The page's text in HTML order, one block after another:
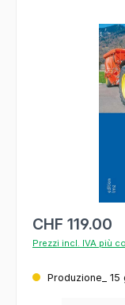
Salta la galleria di
CHF 119.00
Prezzi incl. IVA più
Produzione_